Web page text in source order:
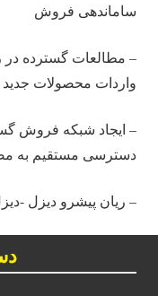
ساماندهی فروش
– مطالعات گسترده
واردات محصولات جدید
– ایجاد شبکه فروش
دسترسی مستقیم به
– ریان پیشرو دیزل -